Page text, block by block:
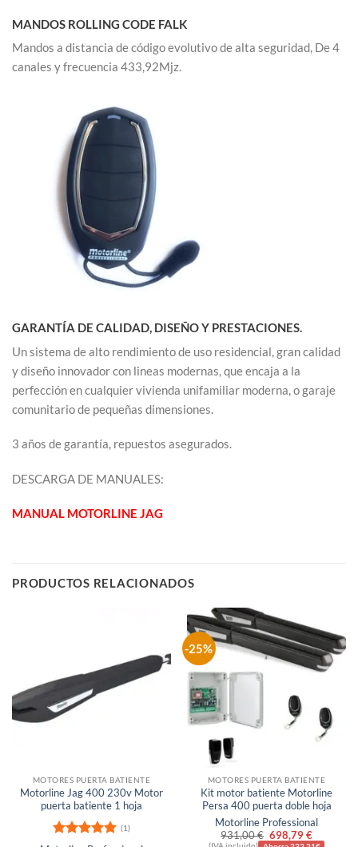
MANDOS ROLLING CODE FALK
Mandos a distancia de código evolutivo de alta seguridad, De 4
canales y frecuencia 433,92Mjz.
GARANTÍA DE CALIDAD, DISEÑO Y PRESTACIONES.
Un sistema de alto rendimiento de uso residencial, gran calidad
y diseño innovador con lineas modernas, que encaja a la
perfección en cualquier vivienda unifamiliar moderna, o garaje
comunitario de pequeñas dimensiones.
3 años de garantía, repuestos asegurados.
DESCARGA DE MANUALES:
MANUAL MOTORLINE JAG
PRODUCTOS RELACIONADOS
MOTORES PUERTA BATIENTE
Motorline Jag 400 230v Motor
puerta batiente 1 hoja
(1)
-25%
MOTORES PUERTA BATIENTE
Kit motor batiente Motorline
Persa 400 puerta doble hoja
Motorline Professional
931,00€ El
698,79€El